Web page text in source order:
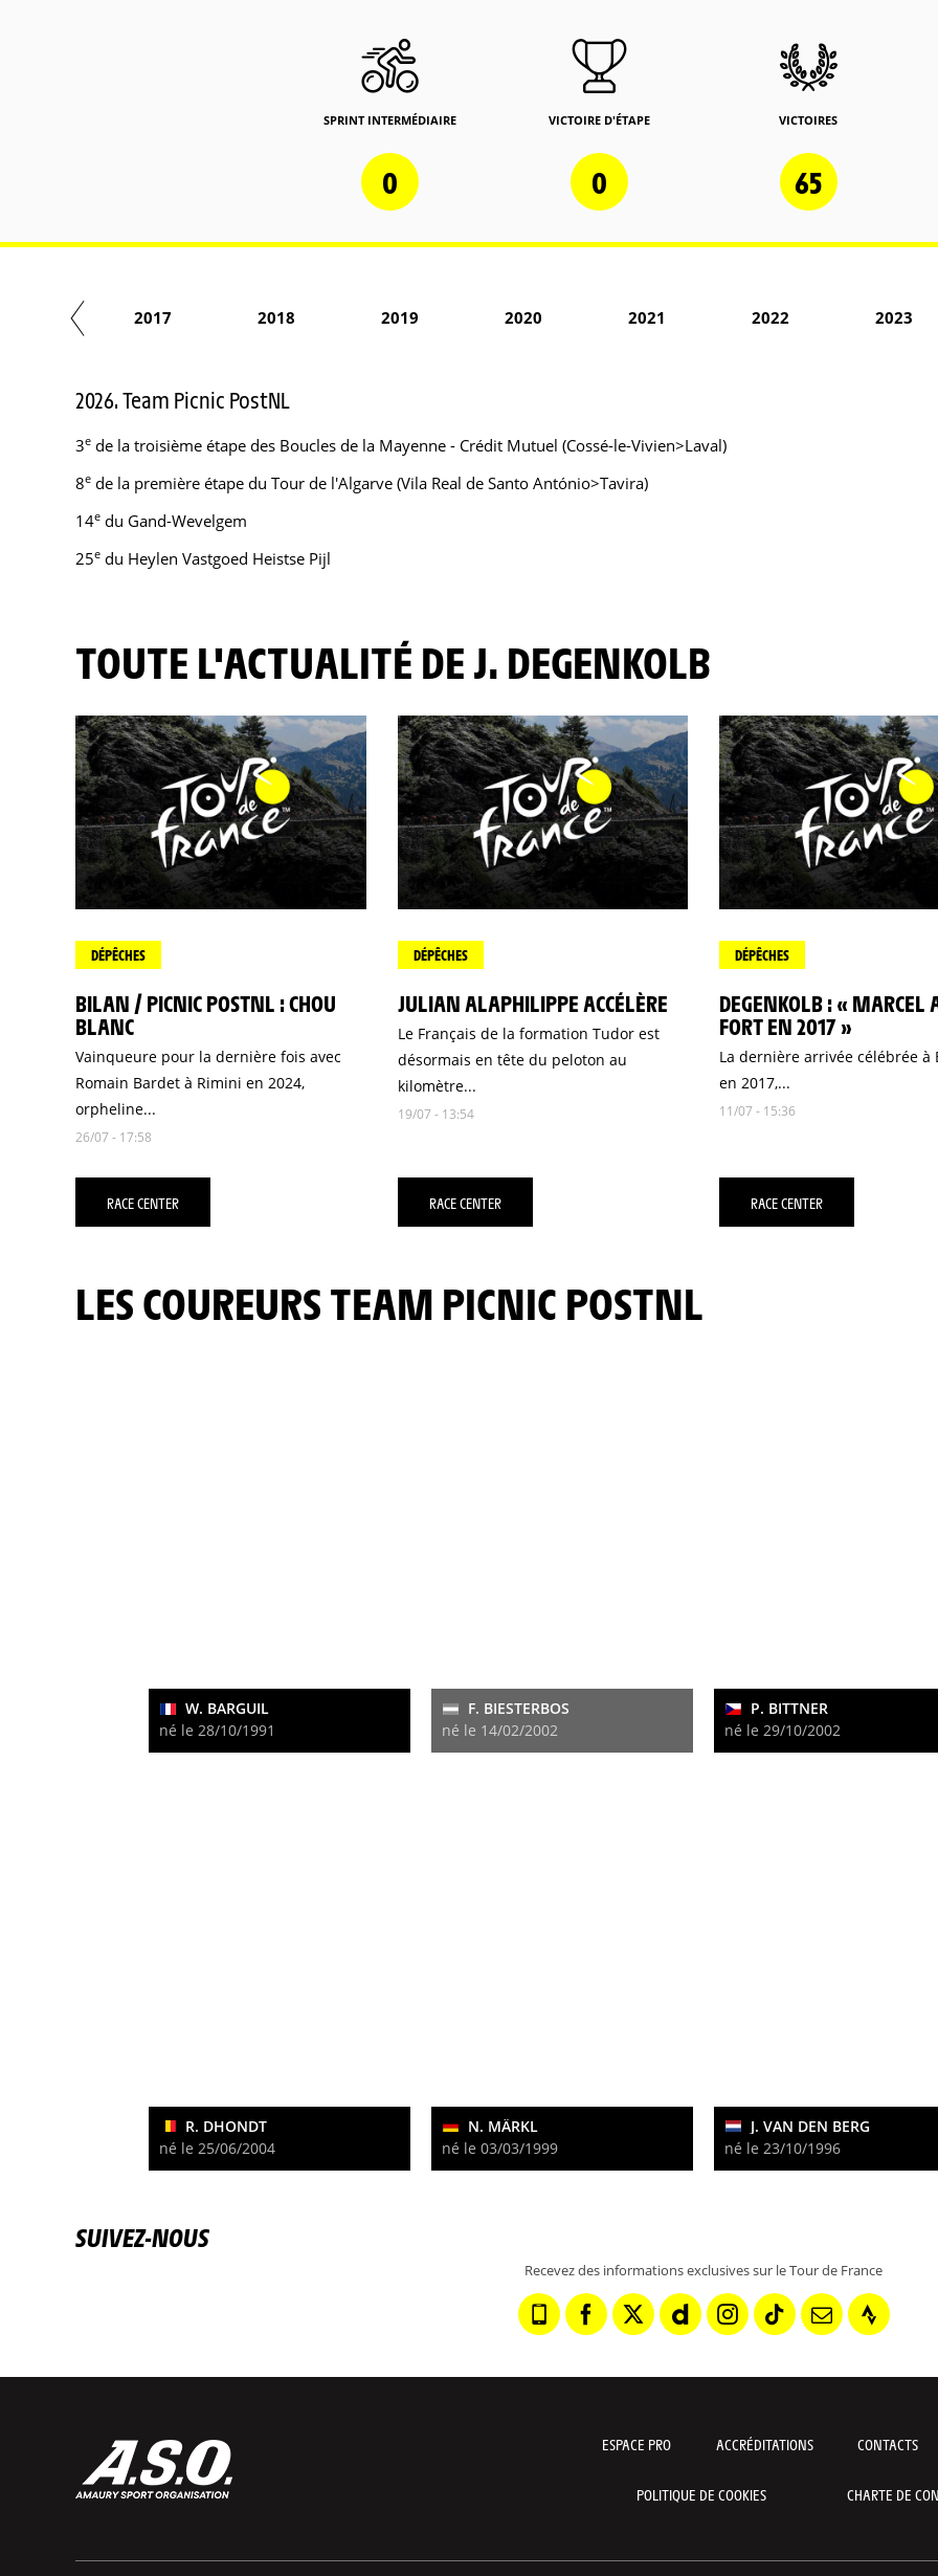
SPRINT INTERMÉDIAIRE
0
VICTOIRE D'ÉTAPE
0
VICTOIRES
65
2017 2018 2019 2020 2021 2022 2023
2026. Team Picnic PostNL
3e de la troisième étape des Boucles de la Mayenne - Crédit Mutuel (Cossé-le-Vivien>Laval)
8e de la première étape du Tour de l'Algarve (Vila Real de Santo António>Tavira)
14e du Gand-Wevelgem
25e du Heylen Vastgoed Heistse Pijl
TOUTE L'ACTUALITÉ DE J. DEGENKOLB
DÉPÊCHES
BILAN / PICNIC POSTNL : CHOU
BLANC
Vainqueure pour la dernière fois avec
Romain Bardet à Rimini en 2024,
orpheline...
26/07 - 17:58
RACE CENTER
DÉPÊCHES
JULIAN ALAPHILIPPE ACCÉLÈRE
Le Français de la formation Tudor est
désormais en tête du peloton au
kilomètre...
19/07 - 13:54
RACE CENTER
DÉPÊCHES
DEGENKOLB : « MARCEL
FORT EN 2017 »
La dernière arrivée célébrée à
en 2017,...
11/07 - 15:36
RACE CENTER
LES COUREURS TEAM PICNIC POSTNL
W. BARGUIL
né le 28/10/1991
F. BIESTERBOS
né le 14/02/2002
P. BITTNER
né le 29/10/2002
R. DHONDT
né le 25/06/2004
N. MÄRKL
né le 03/03/1999
J. VAN DEN BERG
né le 23/10/1996
SUIVEZ-NOUS
Recevez des informations exclusives sur le Tour de France
ESPACE PRO ACCRÉDITATIONS CONTACTS
POLITIQUE DE COOKIES CHARTE DE